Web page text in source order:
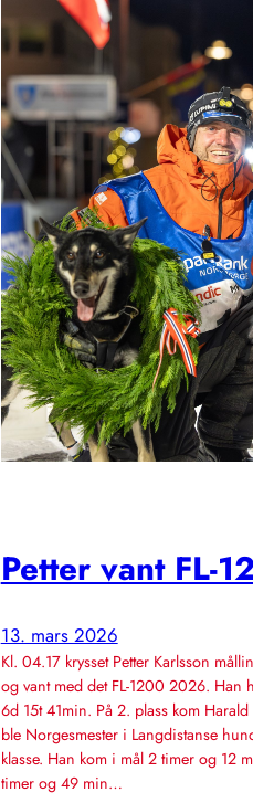
Petter vant FL-
13. mars 2026
Kl. 04.17 krysset Petter Karlsson
og vant med det FL-1200 2026. Han
6d 15t 41min. På 2. plass kom
ble Norgesmester i Langdistanse
klasse. Han kom i mål 2 timer og 12
timer og 49 min…